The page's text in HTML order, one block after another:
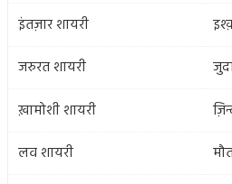
इंतज़ार शायरी
जरुरत शायरी
ख़ामोशी शायरी
लव शायरी